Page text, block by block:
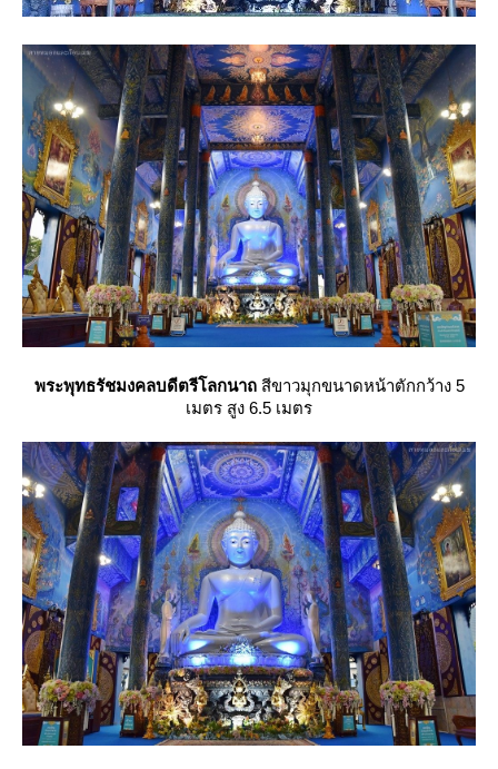
พระพุทธรัชมงคลบดีตรีโลกนาถสีขาวมุกขนาดหน้าตักกว้าง 5
เมตร สูง 6.5 เมตร